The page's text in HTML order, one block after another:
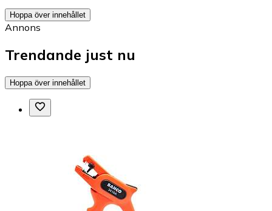
Hoppa över innehållet
Annons
Trendande just nu
Hoppa över innehållet